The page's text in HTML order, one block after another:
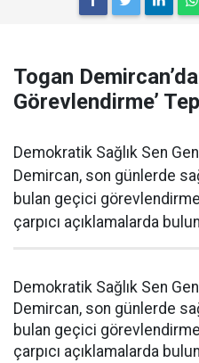
Togan
Görevlendirme’
Demokratik Sağlık Sen
Demircan, son günlerde
bulan geçici
çarpıcı açıklamalarda
Demokratik Sağlık Sen
Demircan, son günlerde
bulan geçici
çarpıcı açıklamalarda